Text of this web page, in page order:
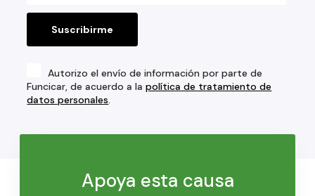
Autorizo el envío de información por parte de
Funcicar, de acuerdo a lapolítica de tratamiento de
datos personales.
Apoya esta causa